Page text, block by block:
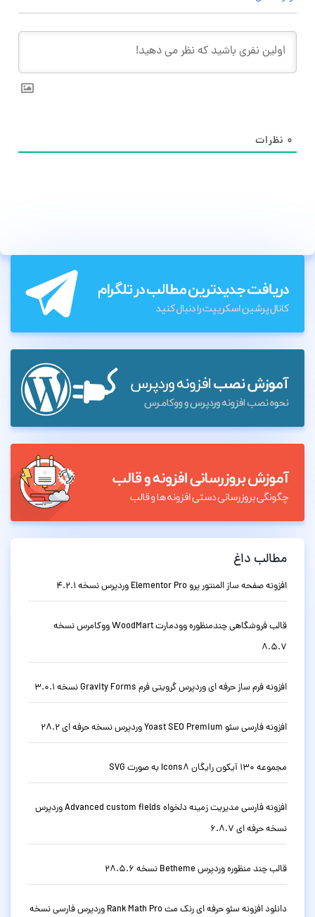
۰ نظرات
مطالب داغ
افزونه صفحه ساز المنتور پرو Elementor Pro وردپرس نسخه 4.2.1
قالب فروشگاهی چندمنظوره وودمارت WoodMart ووکامرس نسخه
8.5.7
افزونه فرم ساز حرفه ای وردپرس گرویتی فرم Gravity Forms نسخه 3.0.1
افزونه فارسی سئو Yoast SEO Premium وردپرس نسخه حرفه ای 28.2
مجموعه 130 آیکون رایگان Icons8 به صورت SVG
افزونه فارسی مدیریت زمینه دلخواه Advanced custom fields وردپرس
نسخه حرفه ای 6.8.7
قالب چند منظوره وردپرس Betheme نسخه 28.5.6
دانلود افزونه سئو حرفه ای رنک مث Rank Math Pro وردپرس فارسی نسخه